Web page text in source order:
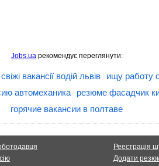
Jobs.uaрекомендує переглянути:
свіжі вакансії водій львів ищу работу
автомеханика резюме фасадчик
горячие вакансии в полтаве
Реестрація
Додати